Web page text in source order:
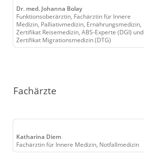
Dr. med. Johanna Bolay
Funktionsoberärztin, Fachärztin für Innere
Medizin, Palliativmedizin, Ernährungsmedizin,
Zertifikat Reisemedizin, ABS-Experte (DGI) und
Zertifikat Migrationsmedizin (DTG)
Fachärzte
Katharina Diem
Fachärztin für Innere Medizin, Notfallmedizin